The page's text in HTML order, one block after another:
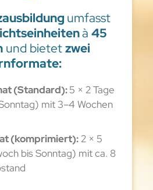
umfasst
à 45
und bietetzwei
(Standard):5 × 2 Tage
mit 3–4 Wochen
(komprimiert):2 × 5
bis Sonntag) mit ca. 8